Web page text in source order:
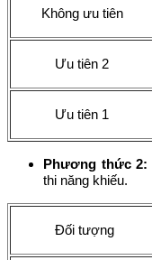
Không ưu tiên
Ưu tiên 2
Ưu tiên 1
Phương thức 2:
thi năng khiếu.
Đối tượng